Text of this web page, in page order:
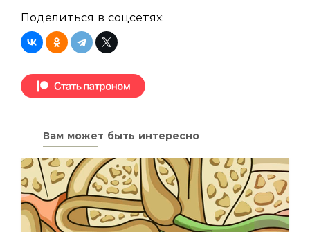
Поделиться в соцсетях:
Вам может быть интересно